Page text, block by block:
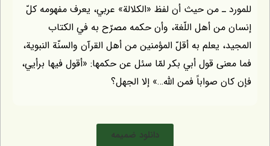
للمورد ـ من حيث أن لفظ «الكلالة» عربي، يعرف مفهومه كلّ
إنسان من أهل اللّغة، وأن حكمه مصرّح به في الكتاب
المجيد، يعلم به أقلّ المؤمنين من أهل القرآن والسنّة النبوية،
فما معنى قول أبي بكر لمّا سئل عن حكمها: «أقول فيها برأيي،
فإن كان صواباً فمن اللّه…» إلا الجهل؟
دانلود ضمیمه